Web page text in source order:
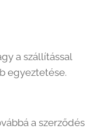
a szállítással
egyeztetése.
a szerződés